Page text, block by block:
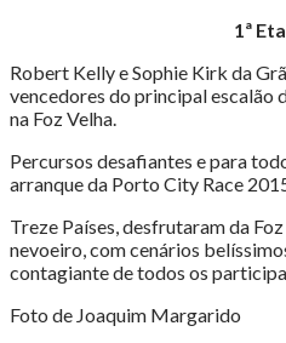
1ª
Robert Kelly e Sophie Kirk da
vencedores do principal escalão
na Foz Velha.
Percursos desafiantes e para
arranque da Porto City Race
Treze Países, desfrutaram da
nevoeiro, com cenários
contagiante de todos os
Foto de Joaquim Margarido